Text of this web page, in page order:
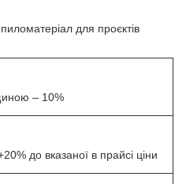
для проєктів
– 10%
до вказаної в прайсі ціни